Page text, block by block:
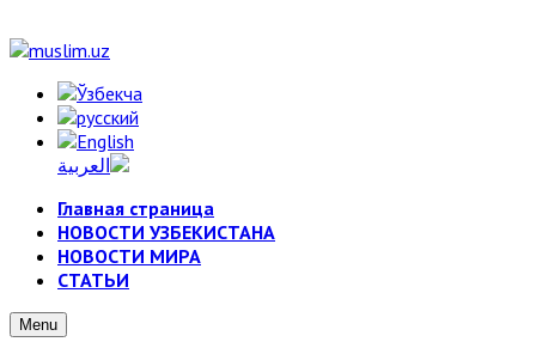
Главная страница
НОВОСТИ УЗБЕКИСТАНА
НОВОСТИ МИРА
СТАТЬИ
Menu